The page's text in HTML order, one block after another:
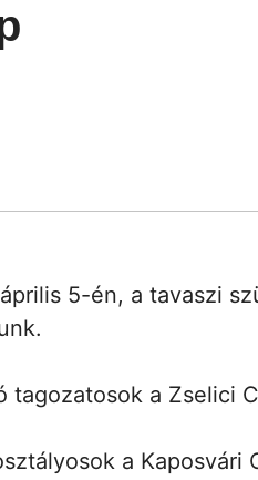
5-én, a tavaszi
tagozatosok a Zselici
a Kaposvári